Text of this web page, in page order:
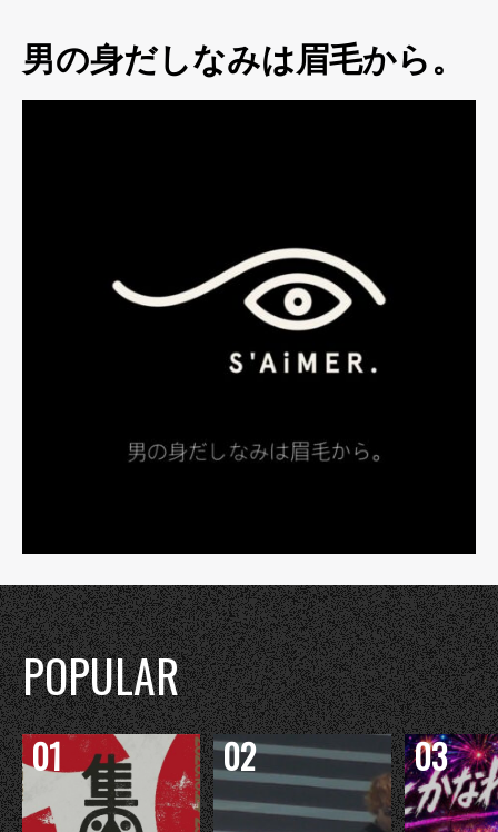
男の身だしなみは眉毛から。
POPULAR